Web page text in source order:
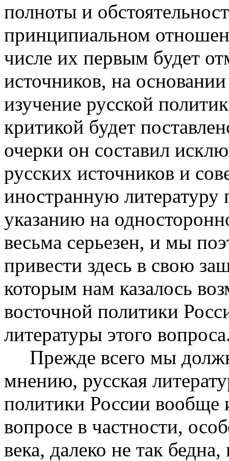
полноты и
принципиальном
числе их первым будет
источников, на
изучение русской
критикой будет
очерки он составил
русских источников и
иностранную литературу
указанию на
весьма серьезен, и мы
привести здесь в свою
которым нам казалось
восточной политики
литературы этого
Прежде всего мы
мнению, русская
политики России вообще
вопросе в частности,
века, далеко не так